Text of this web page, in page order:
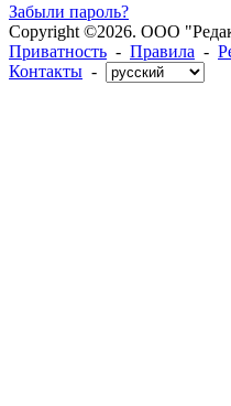
Забыли пароль?
Copyright ©2026. ООО
Приватность - Правила -
Контакты -